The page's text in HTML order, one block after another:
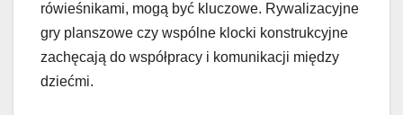
rówieśnikami, mogą być kluczowe. Rywalizacyjne
gry planszowe czy wspólne klocki konstrukcyjne
zachęcają do współpracy i komunikacji między
dziećmi.